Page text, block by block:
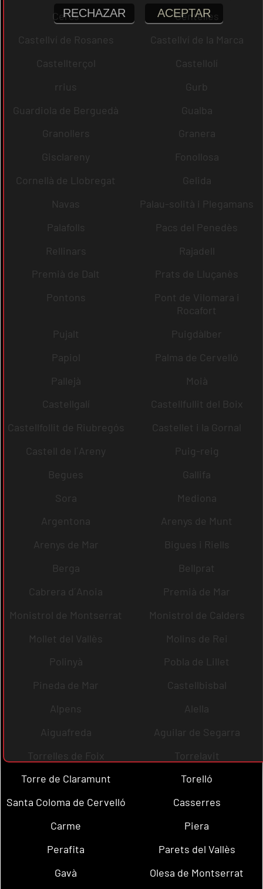
Cercs
Centelles
Castellví de Rosanes
Castellví de la Marca
Castellterçol
Castellolí
rrius
Gurb
Guardiola de Berguedà
Gualba
Granollers
Granera
Gisclareny
Fonollosa
Cornellà de Llobregat
Gelida
Navas
Palau-solità i Plegamans
Palafolls
Pacs del Penedès
Rellinars
Rajadell
Premià de Dalt
Prats de Lluçanès
Pontons
Pont de Vilomara i
Rocafort
Pujalt
Puigdàlber
Papiol
Palma de Cervelló
Pallejà
Moià
Castellgalí
Castellfullit del Boix
Castellfollit de Riubregós
Castellet i la Gornal
Castell de l´Areny
Puig-reig
Begues
Gallifa
Sora
Mediona
Argentona
Arenys de Munt
Arenys de Mar
Bigues i Riells
Berga
Bellprat
Cabrera d´Anoia
Premià de Mar
Monistrol de Montserrat
Monistrol de Calders
Mollet del Vallès
Molins de Rei
Polinyà
Pobla de Lillet
Pineda de Mar
Castellbisbal
Alpens
Alella
Aiguafreda
Aguilar de Segarra
Torrelles de Foix
Torrelavit
Torre de Claramunt
Torelló
Santa Coloma de Cervelló
Casserres
Carme
Piera
Perafita
Parets del Vallès
Gavà
Olesa de Montserrat
RECHAZAR ACEPTAR